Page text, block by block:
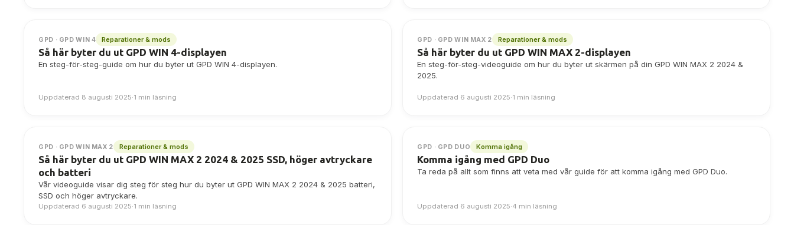
GPD · GPD WIN 4 Reparationer & mods
Så här byter du ut GPD WIN 4-displayen
En steg-för-steg-guide om hur du byter ut GPD WIN 4-displayen.
Uppdaterad 8 augusti 2025·1 min läsning
GPD · GPD WIN MAX 2 Reparationer & mods
Så här byter du ut GPD WIN MAX 2-displayen
En steg-för-steg-videoguide om hur du byter ut skärmen på din GPD WIN MAX 2 2024 &
2025.
Uppdaterad 6 augusti 2025·1 min läsning
GPD · GPD WIN MAX 2 Reparationer & mods
Så här byter du ut GPD WIN MAX 2 2024 & 2025 SSD, höger avtryckare
och batteri
Vår videoguide visar dig steg för steg hur du byter ut GPD WIN MAX 2 2024 & 2025 batteri,
SSD och höger avtryckare.
Uppdaterad 6 augusti 2025·1 min läsning
GPD · GPD DUO Komma igång
Komma igång med GPD Duo
Ta reda på allt som finns att veta med vår guide för att komma igång med GPD Duo.
Uppdaterad 6 augusti 2025·4 min läsning